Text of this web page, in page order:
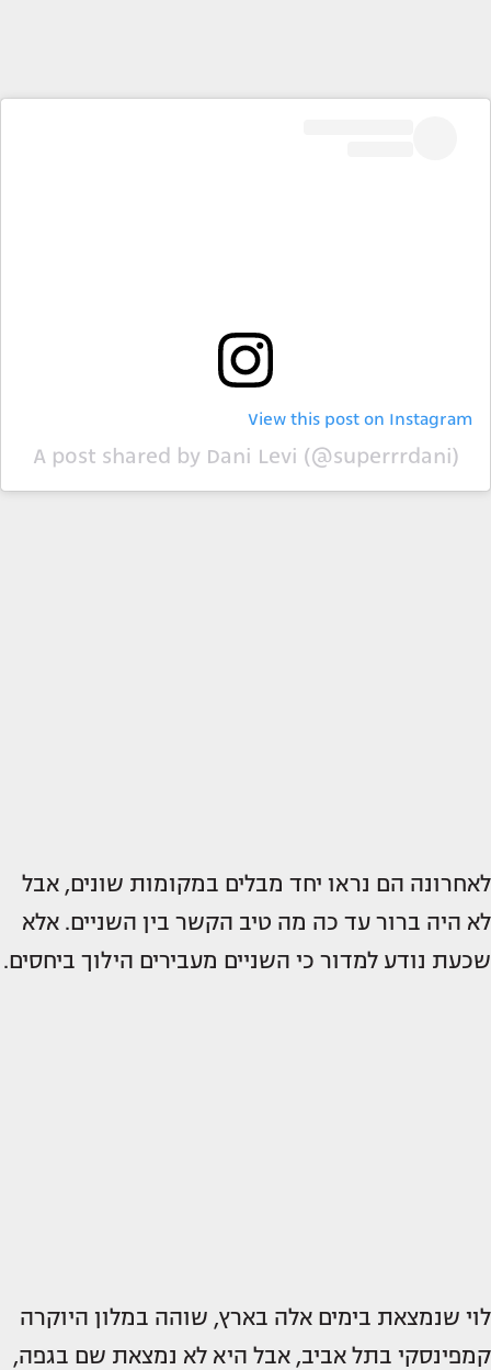
View this post on Instagram
A post shared by Dani Levi (@superrrdani)
לאחרונה הם נראו יחד מבלים במקומות שונים, אבל
לא היה ברור עד כה מה טיב הקשר בין השניים. אלא
שכעת נודע למדור כי השניים מעבירים הילוך ביחסים.
לוי שנמצאת בימים אלה בארץ, שוהה במלון היוקרה
קמפינסקי בתל אביב, אבל היא לא נמצאת שם בגפה,